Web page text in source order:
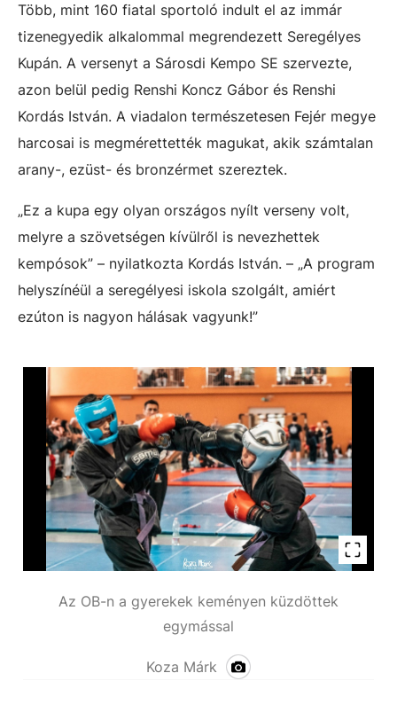
Több, mint 160 fiatal sportoló indult el az immár
tizenegyedik alkalommal megrendezett Seregélyes
Kupán. A versenyt a Sárosdi Kempo SE szervezte,
azon belül pedig Renshi Koncz Gábor és Renshi
Kordás István. A viadalon természetesen Fejér megye
harcosai is megmérettették magukat, akik számtalan
arany-, ezüst- és bronzérmet szereztek.
„Ez a kupa egy olyan országos nyílt verseny volt,
melyre a szövetségen kívülről is nevezhettek
kempósok” – nyilatkozta Kordás István. – „A program
helyszínéül a seregélyesi iskola szolgált, amiért
ezúton is nagyon hálásak vagyunk!”
Az OB-n a gyerekek keményen küzdöttek
egymással
Koza Márk